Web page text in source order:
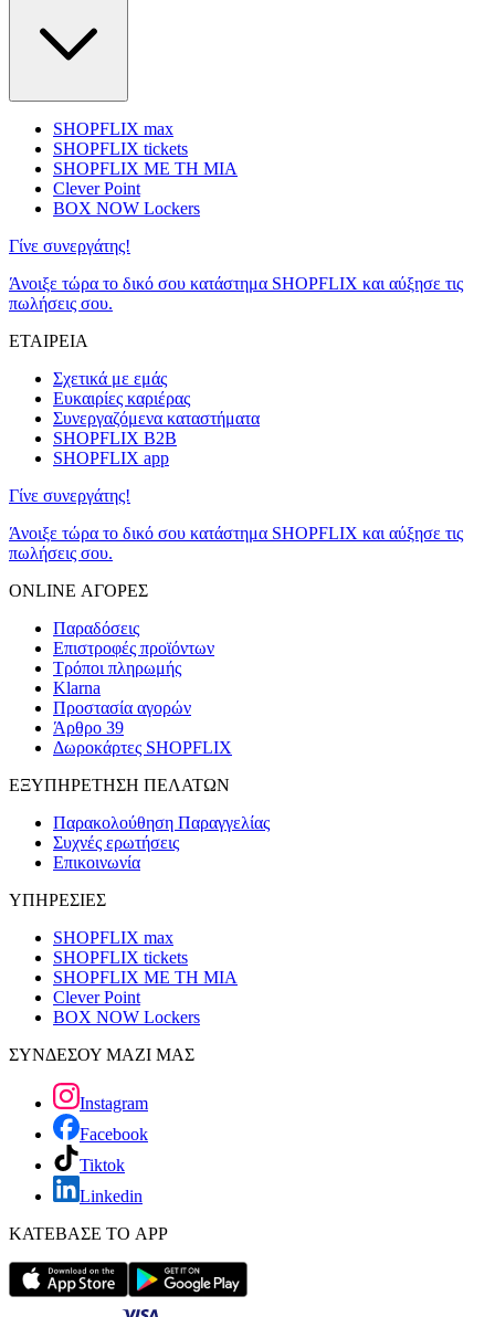
SHOPFLIX max
SHOPFLIX tickets
SHOPFLIX ΜΕ ΤΗ ΜΙΑ
Clever Point
BOX NOW Lockers
Γίνε συνεργάτης!
Άνοιξε τώρα το δικό σου κατάστημα SHOPFLIX και αύξησε τις
πωλήσεις σου.
ΕΤΑΙΡΕΙΑ
Σχετικά με εμάς
Ευκαιρίες καριέρας
Συνεργαζόμενα καταστήματα
SHOPFLIX B2B
SHOPFLIX app
Γίνε συνεργάτης!
Άνοιξε τώρα το δικό σου κατάστημα SHOPFLIX και αύξησε τις
πωλήσεις σου.
ONLINE ΑΓΟΡΕΣ
Παραδόσεις
Επιστροφές προϊόντων
Τρόποι πληρωμής
Klarna
Προστασία αγορών
Άρθρο 39
Δωροκάρτες SHOPFLIX
ΕΞΥΠΗΡΕΤΗΣΗ ΠΕΛΑΤΩΝ
Παρακολούθηση Παραγγελίας
Συχνές ερωτήσεις
Επικοινωνία
ΥΠΗΡΕΣΙΕΣ
SHOPFLIX max
SHOPFLIX tickets
SHOPFLIX ΜΕ ΤΗ ΜΙΑ
Clever Point
BOX NOW Lockers
ΣΥΝΔΕΣΟΥ ΜΑΖΙ ΜΑΣ
Instagram
Facebook
Tiktok
Linkedin
ΚΑΤΕΒΑΣΕ ΤΟ APP